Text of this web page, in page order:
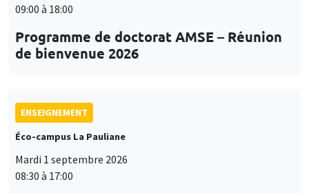
09:00 à 18:00
Programme de doctorat AMSE – Réunion
de bienvenue 2026
ENSEIGNEMENT
Éco-campus La Pauliane
Mardi 1 septembre 2026
08:30 à 17:00